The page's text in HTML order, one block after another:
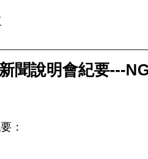
聞說明會紀要---
：